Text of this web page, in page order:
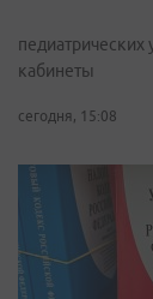
кабинеты
сегодня, 15:08